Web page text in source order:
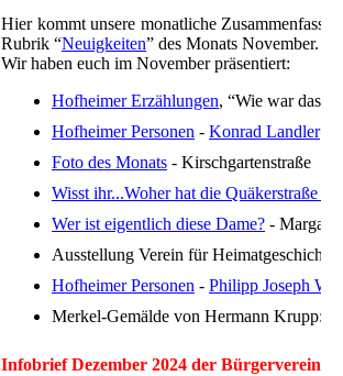
Hier kommt unsere monatliche
Rubrik “Neuigkeiten” des Monats November.
Wir haben euch im November präsentiert:
Hofheimer Erzählungen, “Wie war das
Hofheimer Personen - Konrad Landler
Foto des Monats - Kirschgartenstraße
Wisst ihr...Woher hat die Quäkerstraße
Wer ist eigentlich diese Dame? -
Ausstellung Verein für Heimatgeschichte
Hofheimer Personen - Philipp Joseph
Merkel-Gemälde von Hermann Krupp:
Infobrief Dezember 2024 der